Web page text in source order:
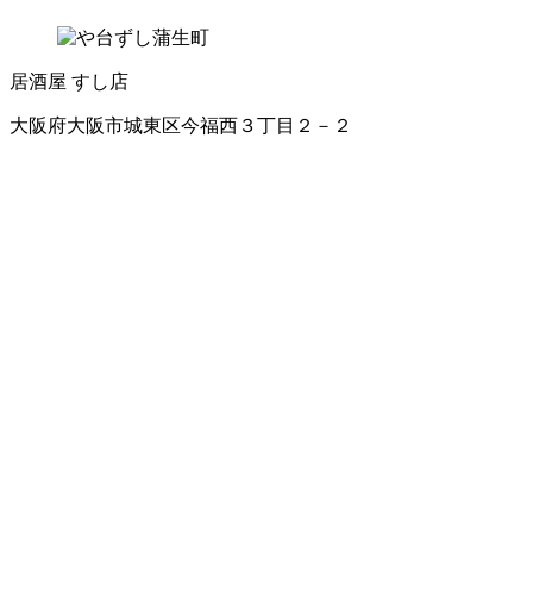
居酒屋 すし店
大阪府大阪市城東区今福西３丁目２－２